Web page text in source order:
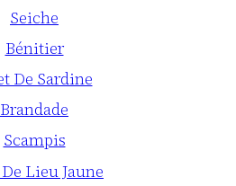
Seiche
Bénitier
De Sardine
Brandade
Scampis
Lieu Jaune